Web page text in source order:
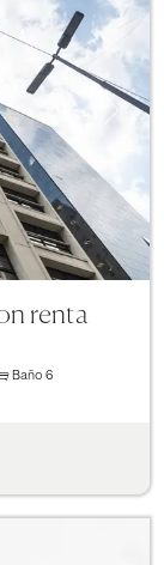
Next
renta
Baño 6